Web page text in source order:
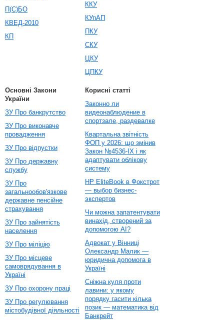
П(С)БО
КВЕД-2010
КП
ККУ
КУпАП
ПКУ
СКУ
ЦКУ
ЦПКУ
Основні Закони
України
ЗУ Про банкрутство
ЗУ Про виконавче
провадження
ЗУ Про відпустки
ЗУ Про державну
службу
ЗУ Про
загальнообов'язкове
державне пенсійне
страхування
ЗУ Про зайнятість
населення
ЗУ Про міліцію
ЗУ Про місцеве
самоврядування в
Україні
ЗУ Про охорону праці
ЗУ Про регулювання
містобудівної діяльності
Корисні статті
Законно ли
видеонаблюдение в
спортзале, раздевалке
Квартальна звітність
ФОП у 2026: що змінив
Закон №4536-IX і як
адаптувати облікову
систему
HP EliteBook в Фокстрот
— выбор бизнес-
экспертов
Чи можна запатентувати
винахід, створений за
допомогою AI?
Адвокат у Вінниці
Олександр Малик —
юридична допомога в
Україні
Сніжна куля проти
лавини: у якому
порядку гасити кілька
позик — математика від
Банкрейт